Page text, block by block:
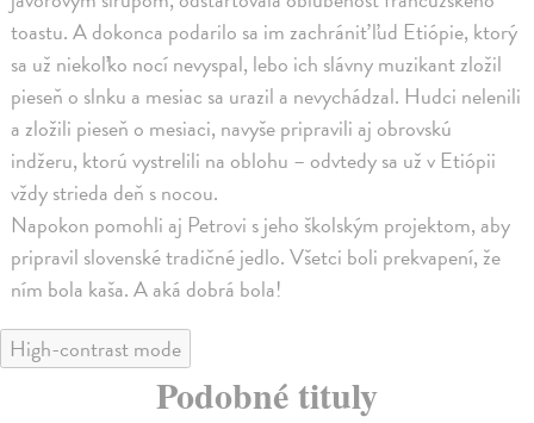
toastu. A dokonca podarilo sa im zachrániť ľud Etiópie, ktorý
sa už niekoľko nocí nevyspal, lebo ich slávny muzikant zložil
pieseň o slnku a mesiac sa urazil a nevychádzal. Hudci nelenili
a zložili pieseň o mesiaci, navyše pripravili aj obrovskú
indžeru, ktorú vystrelili na oblohu – odvtedy sa už v Etiópii
vždy strieda deň s nocou.
Napokon pomohli aj Petrovi s jeho školským projektom, aby
pripravil slovenské tradičné jedlo. Všetci boli prekvapení, že
ním bola kaša. A aká dobrá bola!
High-contrast mode
Podobné tituly